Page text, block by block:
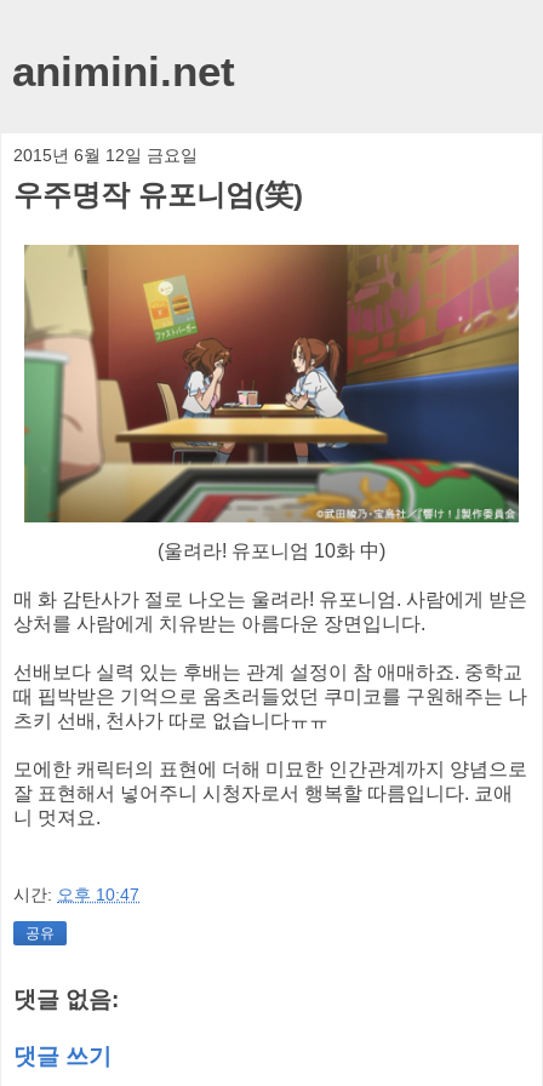
animini.net
2015년 6월 12일 금요일
우주명작 유포니엄(笑)
(울려라! 유포니엄 10화 中)
매 화 감탄사가 절로 나오는 울려라! 유포니엄. 사람에게 받은
상처를 사람에게 치유받는 아름다운 장면입니다.
선배보다 실력 있는 후배는 관계 설정이 참 애매하죠. 중학교
때 핍박받은 기억으로 움츠러들었던 쿠미코를 구원해주는 나
츠키 선배, 천사가 따로 없습니다ㅠㅠ
모에한 캐릭터의 표현에 더해 미묘한 인간관계까지 양념으로
잘 표현해서 넣어주니 시청자로서 행복할 따름입니다. 쿄애
니 멋져요.
시간: 오후 10:47
공유
댓글 없음:
댓글 쓰기